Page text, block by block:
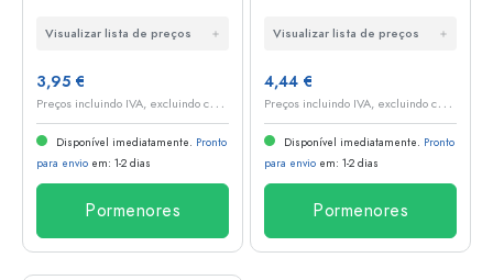
Visualizar lista de preços
3,95 €
P
reços incluindo IVA, excluindo custos de envio
Disponível imediatamente. Pronto
para envio em: 1-2 dias
Pormenores
Visualizar lista de preços
4,44 €
P
reços incluindo IVA, excluindo custos de envio
Disponível imediatamente. Pronto
para envio em: 1-2 dias
Pormenores